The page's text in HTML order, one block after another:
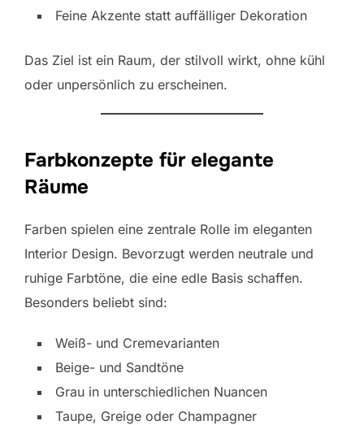
Feine Akzente statt auffälliger Dekoration
Das Ziel ist ein Raum, der stilvoll wirkt, ohne kühl
oder unpersönlich zu erscheinen.
Farbkonzepte für elegante
Räume
Farben spielen eine zentrale Rolle im eleganten
Interior Design. Bevorzugt werden neutrale und
ruhige Farbtöne, die eine edle Basis schaffen.
Besonders beliebt sind:
Weiß- und Cremevarianten
Beige- und Sandtöne
Grau in unterschiedlichen Nuancen
Taupe, Greige oder Champagner